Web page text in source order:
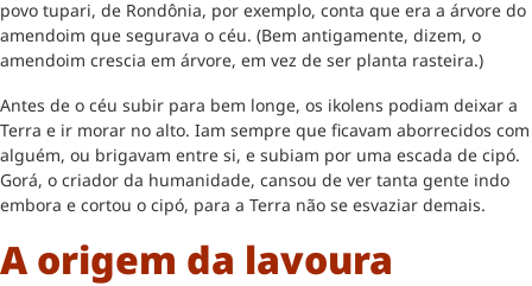
povo tupari, de Rondônia, por exemplo, conta que era a árvore do
amendoim que segurava o céu. (Bem antigamente, dizem, o
amendoim crescia em árvore, em vez de ser planta rasteira.)
Antes de o céu subir para bem longe, os ikolens podiam deixar a
Terra e ir morar no alto. Iam sempre que ficavam aborrecidos com
alguém, ou brigavam entre si, e subiam por uma escada de cipó.
Gorá, o criador da humanidade, cansou de ver tanta gente indo
embora e cortou o cipó, para a Terra não se esvaziar demais.
A origem da lavoura